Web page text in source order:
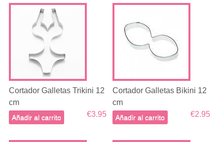
Cortador Galletas Trikini 12
cm
€3.95
Añadir al carrito
Cortador Galletas Bikini 12
cm
€2.95
Añadir al carrito